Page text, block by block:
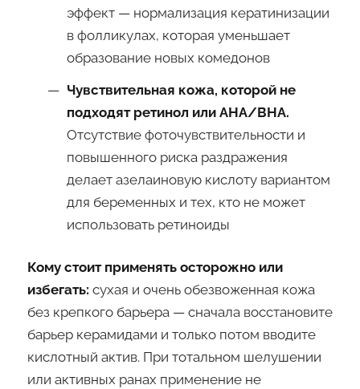
эффект — нормализация кератинизации
в фолликулах, которая уменьшает
образование новых комедонов
Чувствительная кожа, которой не
подходят ретинол или AHA/BHA.
Отсутствие фоточувствительности и
повышенного риска раздражения
делает азелаиновую кислоту вариантом
для беременных и тех, кто не может
использовать ретиноиды
Кому стоит применять осторожно или
избегать: сухая и очень обезвоженная кожа
без крепкого барьера — сначала восстановите
барьер керамидами и только потом вводите
кислотный актив. При тотальном шелушении
или активных ранах применение не